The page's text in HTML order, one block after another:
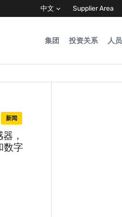
中文 Supplier Area
集团 投资关系 人员
新闻
，
数字